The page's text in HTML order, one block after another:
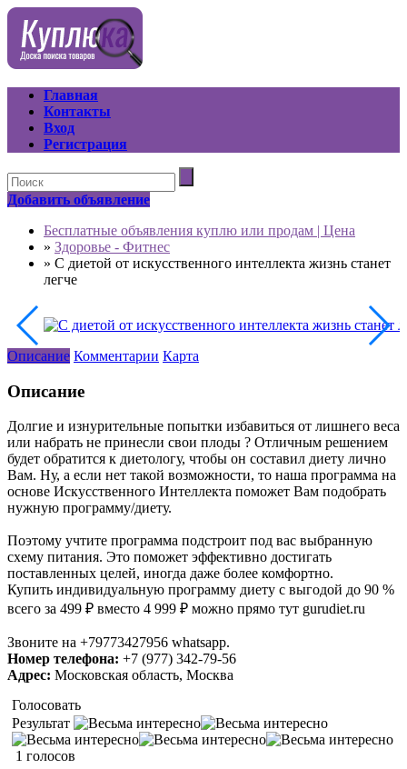
Главная
Контакты
Вход
Регистрация
Добавить объявление
Бесплатные объявления куплю или продам | Цена
» Здоровье - Фитнес
» С диетой от искусственного интеллекта жизнь станет
легче
Описание Комментарии Карта
Описание
Долгие и изнурительные попытки избавиться от лишнего веса
или набрать не принесли свои плоды ? Отличным решением
будет обратится к диетологу, чтобы он составил диету лично
Вам. Ну, а если нет такой возможности, то наша программа на
основе Искусственного Интеллекта поможет Вам подобрать
нужную программу/диету.
Поэтому учтите программа подстроит под вас выбранную
схему питания. Это поможет эффективно достигать
поставленных целей, иногда даже более комфортно.
Купить индивидуальную программу диету с выгодой до 90 %
всего за 499 ₽ вместо 4 999 ₽ можно прямо тут gurudiet.ru
Звоните на +79773427956 whatsapp.
Номер телефона: +7 (977) 342-79-56
Адрес: Московская область, Москва
Голосовать
Результат
1 голосов